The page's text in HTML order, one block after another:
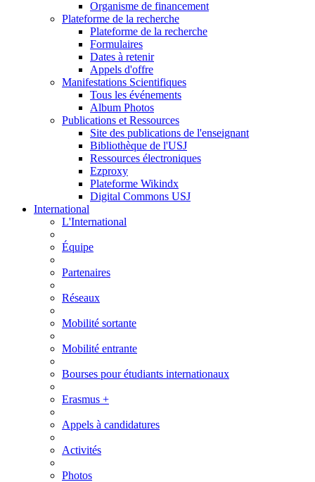
Organisme de financement
Plateforme de la recherche
Plateforme de la recherche
Formulaires
Dates à retenir
Appels d'offre
Manifestations Scientifiques
Tous les événements
Album Photos
Publications et Ressources
Site des publications de l'enseignant
Bibliothèque de l'USJ
Ressources électroniques
Ezproxy
Plateforme Wikindx
Digital Commons USJ
International
L'International
Équipe
Partenaires
Réseaux
Mobilité sortante
Mobilité entrante
Bourses pour étudiants internationaux
Erasmus +
Appels à candidatures
Activités
Photos